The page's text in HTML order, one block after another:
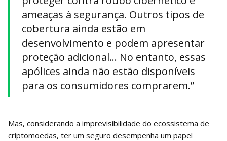
ameaças à segurança. Outros tipos de
cobertura ainda estão em
desenvolvimento e podem apresentar
proteção adicional… No entanto, essas
apólices ainda não estão disponíveis
para os consumidores comprarem.”
Mas, considerando a imprevisibilidade do ecossistema de
criptomoedas, ter um seguro desempenha um papel